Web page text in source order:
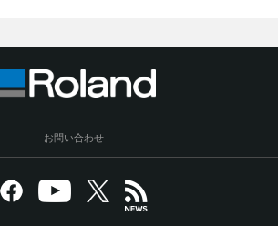
お問い合わせ